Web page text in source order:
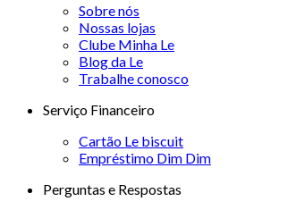
Sobre nós
Nossas lojas
Clube Minha Le
Blog da Le
Trabalhe conosco
Serviço Financeiro
Cartão Le biscuit
Empréstimo Dim Dim
Perguntas e Respostas